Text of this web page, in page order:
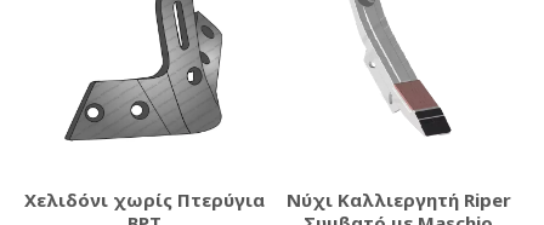
Χελιδόνι χωρίς Πτερύγια
Νύχι Καλλιεργητή Riper